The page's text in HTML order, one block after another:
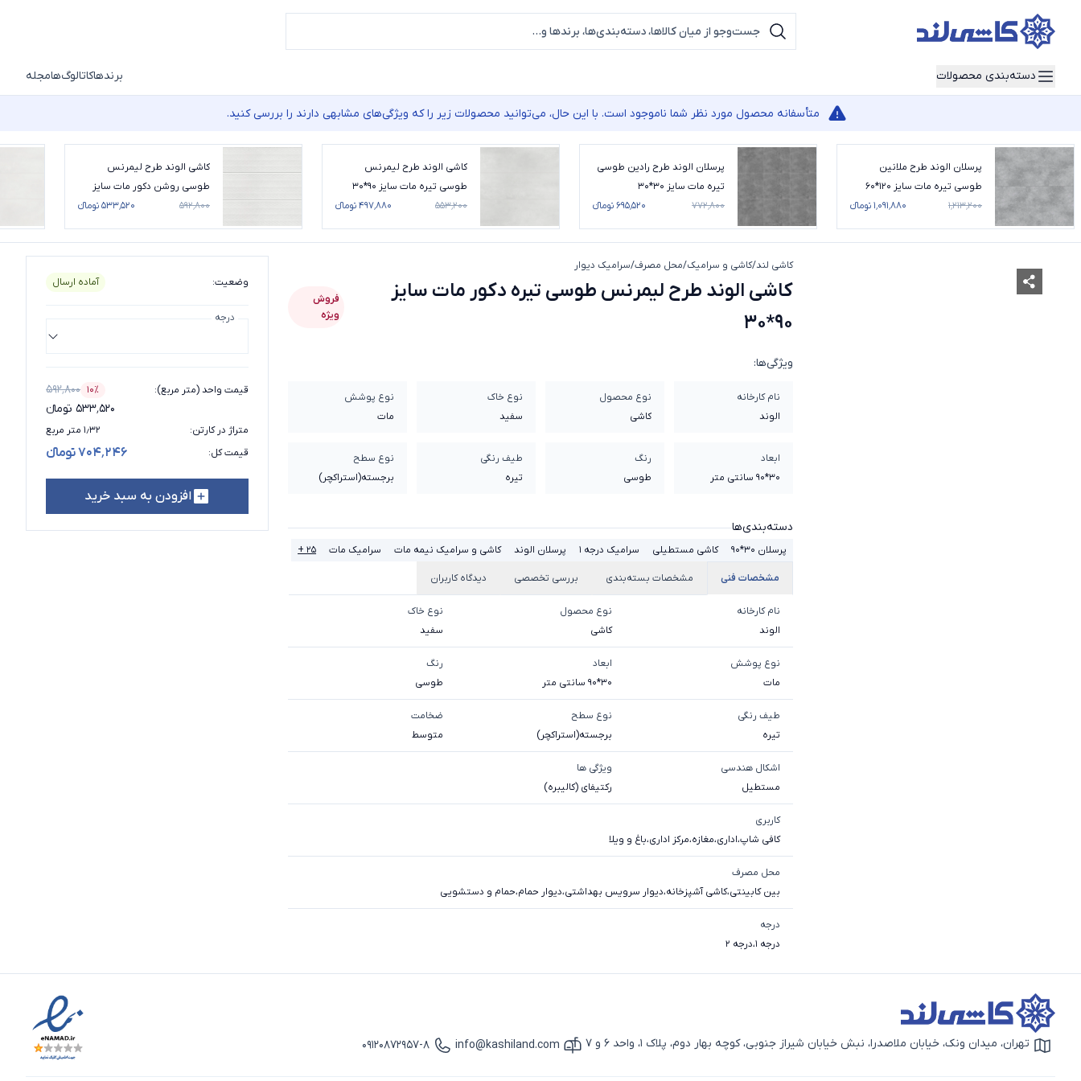
دسته‌بندی محصولات برندهاکاتالوگ‌هامجله
متأسفانه محصول مورد نظر شما ناموجود است. با این حال، می‌توانید محصولات زیر را که ویژگی‌های مشابهی دارند را بررسی کنید.
پرسلان الوند طرح ملانین
طوسی تیره مات سایز 120*60
۱٬۲۱۳٬۲۰۰
۱٬۰۹۱٬۸۸۰ تومانء
پرسلان الوند طرح رادین طوسی
تیره مات سایز 30*30
۷۷۲٬۸۰۰
۶۹۵٬۵۲۰ تومانء
کاشی الوند طرح لیمرنس
طوسی تیره مات سایز 90*30
۵۵۳٬۲۰۰
۴۹۷٬۸۸۰ تومانء
کاشی الوند طرح لیمرنس
طوسی روشن دکور مات سایز
90*30
۵۹۲٬۸۰۰ ۵۳۳٬۵۲۰ تومانء
کاشی لند/کاشی و سرامیک/محل مصرف/سرامیک دیوار
کاشی الوند طرح لیمرنس طوسی تیره دکور مات سایز 90*30
کاشی الوند طرح لیمرنس طوسی تیره دکور مات سایز
90*30
فروش
ویژه
وضعیت: آماده ارسال
درجه
قیمت واحد (متر مربع): ۱۰٪
درصد تخفیف
۵۹۲٬۸۰۰
۵۳۳٬۵۲۰ تومانء
متراژ در کارتن:
۱٫۳۲ متر مربع
قیمت کل: ۷۰۴٬۲۴۶ تومانء
افزودن به سبد خرید
ویژگی‌ها:
نام کارخانه
الوند
نوع محصول
کاشی
نوع خاک
سفيد
نوع پوشش
مات
ابعاد
30*90 سانتی متر
رنگ
طوسی
طیف رنگی
تیره
نوع سطح
برجسته(استراکچر)
دسته‌بندی‌ها
پرسلان 30*90 کاشی مستطیلی سرامیک درجه 1 پرسلان الوند کاشی و سرامیک نیمه مات سرامیک مات ۲۵ +
مشخصات فنی مشخصات بسته‌بندی بررسی تخصصی دیدگاه کاربران
نام کارخانه
الوند
نوع محصول
کاشی
نوع خاک
سفيد
نوع پوشش
مات
ابعاد
30*90 سانتی متر
رنگ
طوسی
طیف رنگی
تیره
نوع سطح
برجسته(استراکچر)
ضخامت
متوسط
اشکال هندسی
مستطیل
ویژگی ها
رکتیفای (کالیبره)
کاربری
کافی شاپ،اداری،مغازه،مرکز اداری،باغ و ویلا
محل مصرف
بین کابینتی،کاشی آشپزخانه،دیوار سرویس بهداشتی،دیوار حمام،حمام و دستشویی
درجه
درجه 1 ،درجه 2
آیکون نقشه
تهران، میدان ونک، خیابان ملاصدرا، نبش خیابان شیراز جنوبی، کوچه بهار دوم، پلاک 1، واحد 6 و 7
آیکون ایمیل
info@kashiland.com
آیکون تماس
09120872957-8